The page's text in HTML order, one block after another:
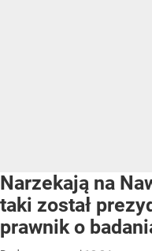
Narzekają na
taki został
prawnik o